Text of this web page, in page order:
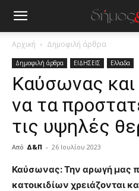
Αρχική Δημοφιλή άρθρα
Δημοφιλή άρθρα ΕΙΔΗΣΕΙΣ Ελλαδα
Καύσωνας
να τα
τις υψηλές
Από Δ&Π - 26 Ιουλίου 2023
blonde
lesbians
Καύσωνας: Την αρωγή μας
κατοικιδίων χρειάζονται